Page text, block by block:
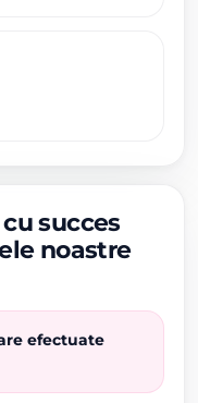
succes
noastre
efectuate